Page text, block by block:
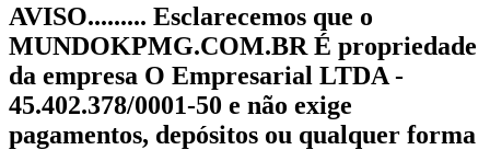
AVISO......... Esclarecemos que o
MUNDOKPMG.COM.BR É propriedade
da empresa O Empresarial LTDA -
45.402.378/0001-50 e não exige
pagamentos, depósitos ou qualquer forma